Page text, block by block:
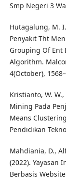
Smp Negeri 3
Hutagalung, M.
Penyakit Tht
Grouping Of Ent
Algorithm.
4(October),
Kristianto, W.
Mining Pada
Means
Pendidikan
Mahdiania, D.,
(2022). Yayasan
Berbasis